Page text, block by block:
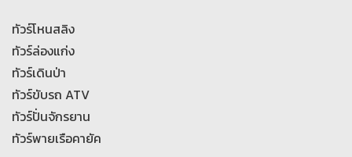
ทัวร์โหนสลิง
ทัวร์ล่องแก่ง
ทัวร์เดินป่า
ทัวร์ขับรถ ATV
ทัวร์ปั่นจักรยาน
ทัวร์พายเรือคายัค